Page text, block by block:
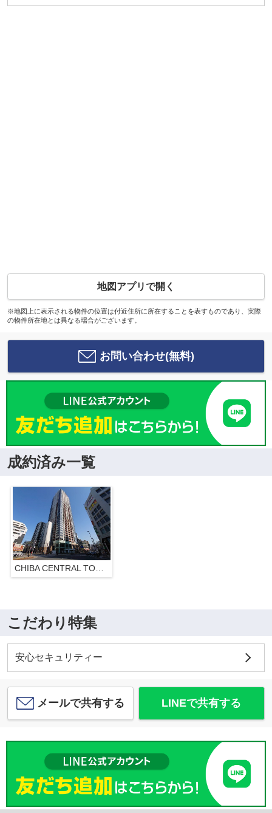
地図アプリで開く
※地図上に表示される物件の位置は付近住所に所在することを表すものであり、実際
の物件所在地とは異なる場合がございます。
お問い合わせ(無料)
成約済み一覧
CHIBA CENTRAL TOWER
こだわり特集
安心セキュリティー
メールで共有する LINEで共有する